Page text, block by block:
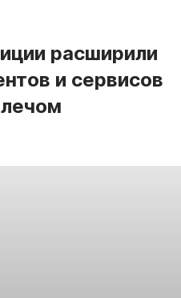
расширили
и сервисов